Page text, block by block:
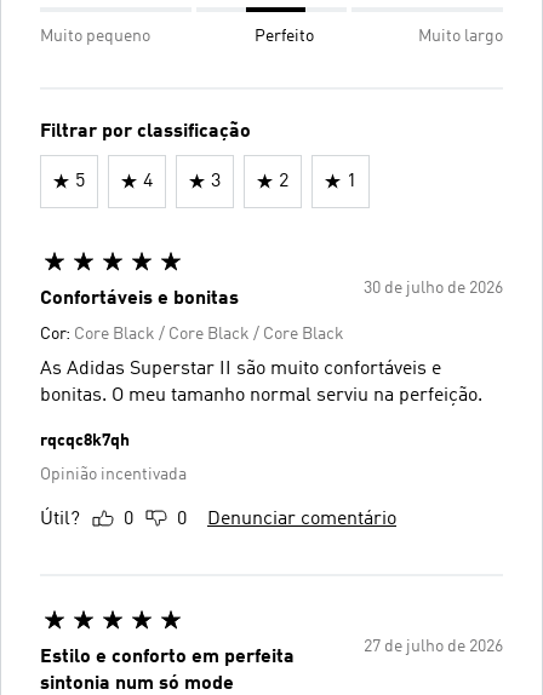
Muito pequeno Perfeito Muito largo
Filtrar por classificação
5 4 3 2 1
30 de julho de 2026
Confortáveis e bonitas
Cor: Core Black / Core Black / Core Black
As Adidas Superstar II são muito confortáveis e
bonitas. O meu tamanho normal serviu na perfeição.
rqcqc8k7qh
Opinião incentivada
Útil? 0 0 Denunciar comentário
27 de julho de 2026
Estilo e conforto em perfeita
sintonia num só mode